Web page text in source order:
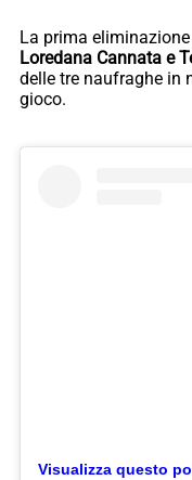
La prima
Loredana Cannata e
delle tre naufraghe in
gioco.
Visualizza questo